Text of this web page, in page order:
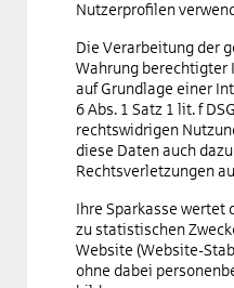
Nutzerprofilen
Die Verarbeitung der
Wahrung berechtigter
auf Grundlage einer
6 Abs. 1 Satz 1 lit. f
rechtswidrigen
diese Daten auch
Rechtsverletzungen
Ihre Sparkasse wertet
zu statistischen
Website (Website-
ohne dabei